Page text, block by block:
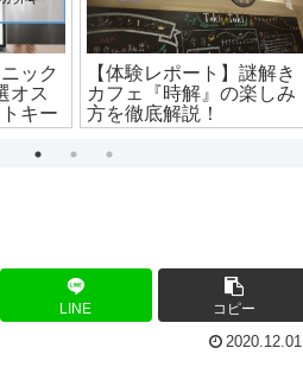
ック
オス
キー
【体験レポート】謎解き
カフェ『時解』の楽しみ
方を徹底解説！
LINE コピー
2020.12.01